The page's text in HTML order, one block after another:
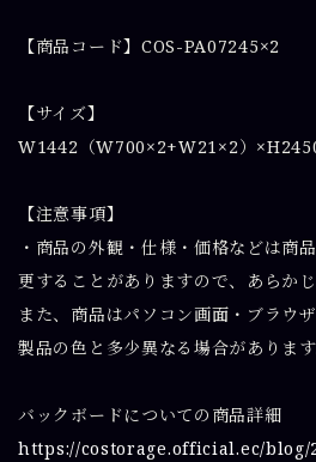
【商品コード】COS-PA07245×2
【サイズ】
W1442（W700×2+W21×2）
【注意事項】
・商品の外観・仕様・価格などは商
更することがありますので、あらか
また、商品はパソコン画面・ブラウ
製品の色と多少異なる場合があります
バックボードについての商品詳細
https://costorage.official.ec/blog/